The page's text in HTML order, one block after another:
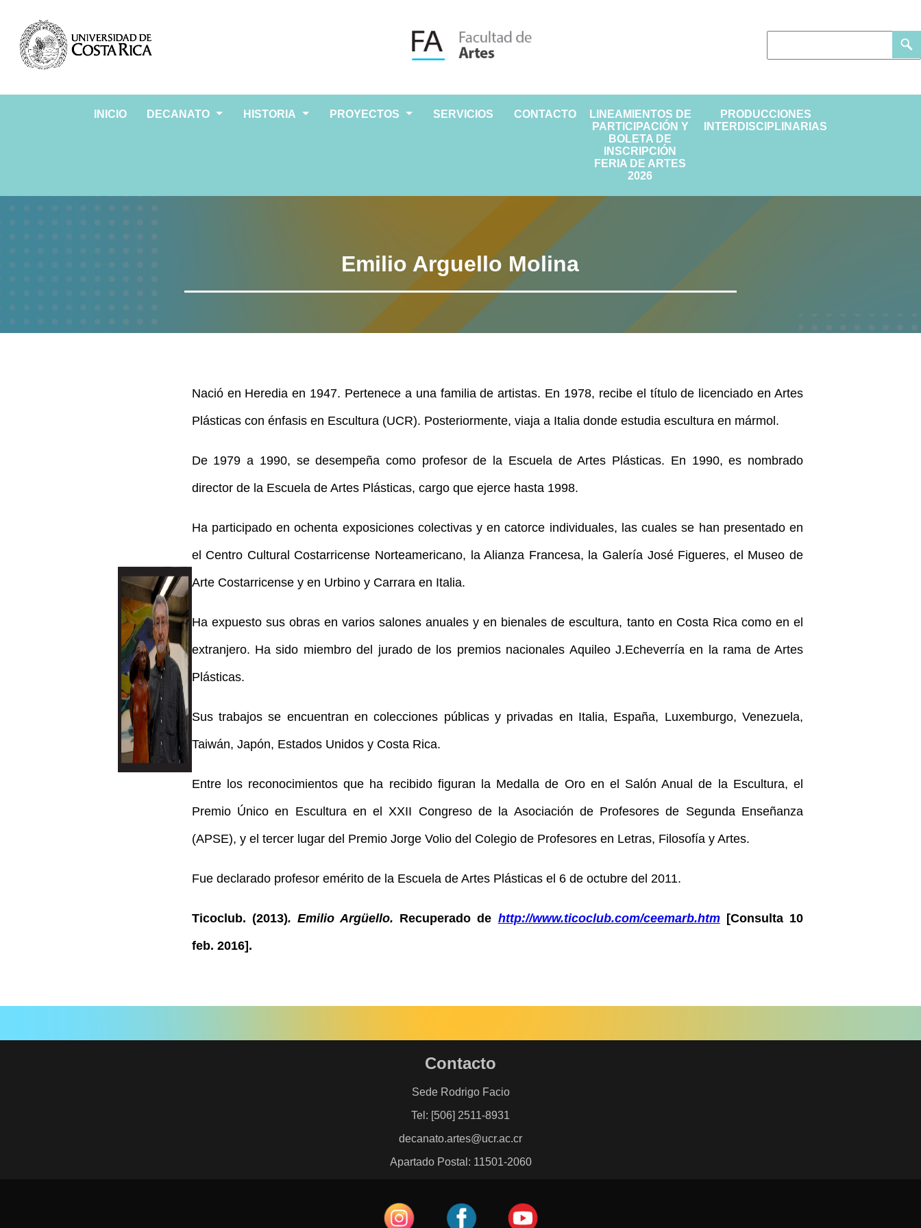
INICIO DECANATO HISTORIA PROYECTOS SERVICIOS CONTACTO
LINEAMIENTOS DE
PARTICIPACIÓN Y
BOLETA DE
INSCRIPCIÓN
FERIA DE ARTES
2026
PRODUCCIONES
INTERDISCIPLINARIAS
Emilio Arguello Molina
Nació en Heredia en 1947. Pertenece a una familia de artistas. En 1978, recibe el título de licenciado en Artes
Plásticas con énfasis en Escultura (UCR). Posteriormente, viaja a Italia donde estudia escultura en mármol.
De 1979 a 1990, se desempeña como profesor de la Escuela de Artes Plásticas. En 1990, es nombrado
director de la Escuela de Artes Plásticas, cargo que ejerce hasta 1998.
Ha participado en ochenta exposiciones colectivas y en catorce individuales, las cuales se han presentado en
el Centro Cultural Costarricense Norteamericano, la Alianza Francesa, la Galería José Figueres, el Museo de
Arte Costarricense y en Urbino y Carrara en Italia.
Ha expuesto sus obras en varios salones anuales y en bienales de escultura, tanto en Costa Rica como en el
extranjero. Ha sido miembro del jurado de los premios nacionales Aquileo J.Echeverría en la rama de Artes
Plásticas.
Sus trabajos se encuentran en colecciones públicas y privadas en Italia, España, Luxemburgo, Venezuela,
Taiwán, Japón, Estados Unidos y Costa Rica.
Entre los reconocimientos que ha recibido figuran la Medalla de Oro en el Salón Anual de la Escultura, el
Premio Único en Escultura en el XXII Congreso de la Asociación de Profesores de Segunda Enseñanza
(APSE), y el tercer lugar del Premio Jorge Volio del Colegio de Profesores en Letras, Filosofía y Artes.
Fue declarado profesor emérito de la Escuela de Artes Plásticas el 6 de octubre del 2011.
Ticoclub. (2013). Emilio Argüello. Recuperado de http://www.ticoclub.com/ceemarb.htm[Consulta 10
feb. 2016].
Contacto
Sede Rodrigo Facio
Tel: [506] 2511-8931
decanato.artes@ucr.ac.cr
Apartado Postal: 11501-2060